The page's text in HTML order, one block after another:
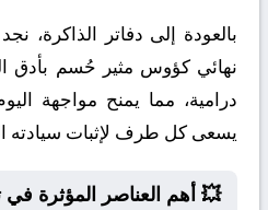
بالعودة إلى دفاتر الذاكرة،
نهائي كؤوس مثير حُسم بأدق
درامية، مما يمنح مواجهة
يسعى كل طرف لإثبات سيادته
💥 أهم العناصر المؤثرة